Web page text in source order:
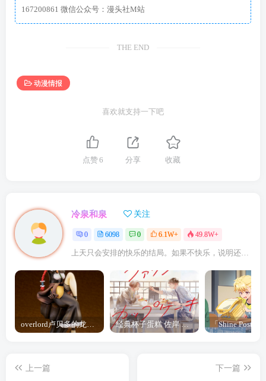
167200861 微信公众号：漫头社M站
THE END
动漫情报
喜欢就支持一下吧
点赞6 分享 收藏
冷泉和泉 关注
0 6098 0 6.1W+ 49.8W+
上天只会安排的快乐的结局。如果不快乐，说明还不是最后结局
overlord卢贝多的龙王谁厉害 「Overlord」露普斯蕾琪娜·贝塔手办开订 经典杯子蛋糕 佐岸 漫画「经典杯子蛋糕」宣布真人日剧化
上一篇
下一篇